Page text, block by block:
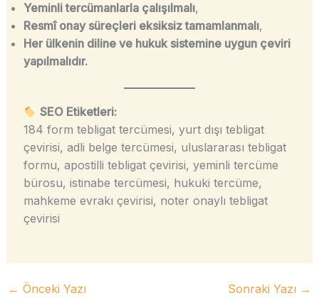
Yeminli tercümanlarla çalışılmalı,
Resmî onay süreçleri eksiksiz tamamlanmalı,
Her ülkenin diline ve hukuk sistemine uygun çeviri
yapılmalıdır.
SEO Etiketleri:
184 form tebligat tercümesi, yurt dışı tebligat
çevirisi, adli belge tercümesi, uluslararası tebligat
formu, apostilli tebligat çevirisi, yeminli tercüme
bürosu, istinabe tercümesi, hukuki tercüme,
mahkeme evrakı çevirisi, noter onaylı tebligat
çevirisi
← Önceki Yazı Sonraki Yazı →